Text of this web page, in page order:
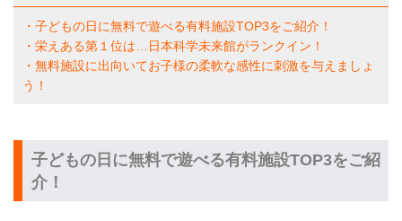
・子どもの日に無料で遊べる有料施設TOP3をご紹介！
・栄えある第１位は…日本科学未来館がランクイン！
・無料施設に出向いてお子様の柔軟な感性に刺激を与えましょ
う！
子どもの日に無料で遊べる有料施設TOP3をご紹
介！